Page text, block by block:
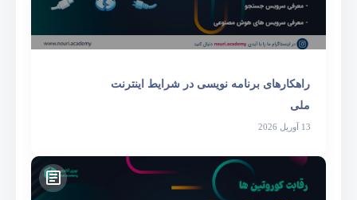
راهکارهای برنامه نویسی در شرایط اینترنت
ملی
13 آوریل 2026